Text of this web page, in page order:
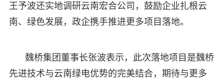
王予波还实地调研云南宏合公司，鼓励企业扎根云
南、绿色发展，政企携手推进更多项目落地。
魏桥集团董事长张波表示，此次落地项目是魏桥
先进技术与云南绿电优势的完美结合，期待与更多